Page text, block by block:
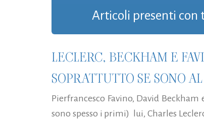
Articoli presenti con
LECLERC, BECKHAM E
SOPRATTUTTO SE SONO
Pierfrancesco Favino, David
sono spesso i primi) lui, Charles